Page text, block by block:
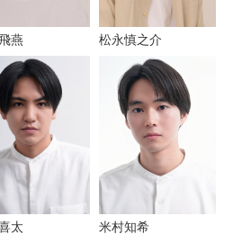
燕 松永慎之介
太 米村知希